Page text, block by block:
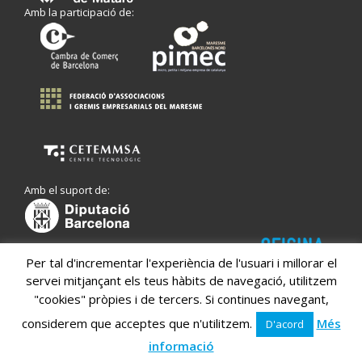
Amb la participació de:
Amb el suport de:
Per tal d'incrementar l'experiència de l'usuari i millorar el
servei mitjançant els teus hàbits de navegació, utilitzem
"cookies" pròpies i de tercers. Si continues navegant,
considerem que acceptes que n'utilitzem.
D'acord
Més
informació